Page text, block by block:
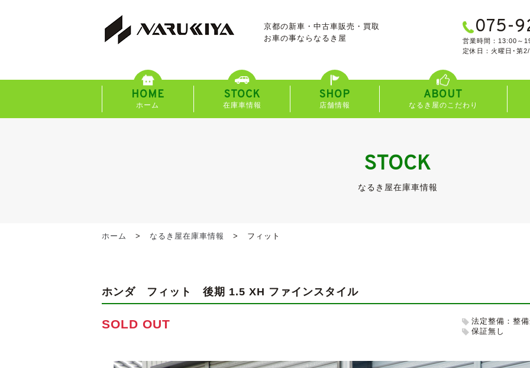
京都の新車・中古車販売・買取
お車の事なら なるき屋
075-
営業時間：13:00～
定休日：火曜日･第
HOME
ホーム
STOCK
在庫車情報
SHOP
店舗情報
ABOUT
なるき屋のこだわり
STOCK
なるき屋在庫車情報
ホーム なるき屋在庫車情報 フィット
ホンダ フィット 後期 1.5 XH ファインスタイル
SOLD OUT
法定整備：整
保証無し